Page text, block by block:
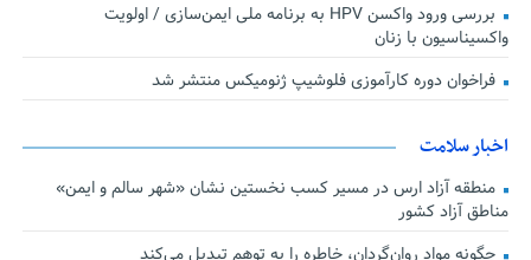
بررسی ورود واکسن HPV به برنامه ملی ایمن‌سازی / اولویت
واکسیناسیون با زنان
فراخوان دوره کارآموزی فلوشیپ ژنومیکس منتشر شد
اخبار سلامت
منطقه آزاد ارس در مسیر کسب نخستین نشان «شهر سالم و ایمن»
مناطق آزاد کشور